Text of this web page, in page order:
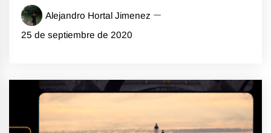
Alejandro Hortal Jimenez
25 de septiembre de 2020